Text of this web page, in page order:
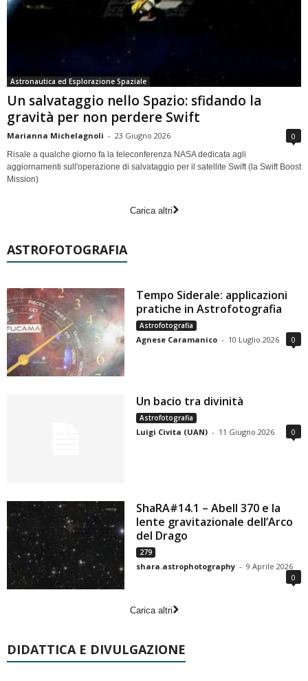
Astronautica ed Esplorazione Spaziale
Un salvataggio nello Spazio: sfidando la
gravità per non perdere Swift
Marianna Michelagnoli - 23 Giugno 2026 0
Risale a qualche giorno fa la teleconferenza NASA dedicata agli
aggiornamenti sull'operazione di salvataggio per il satellite Swift (la Swift Boost
Mission)
Carica altri
ASTROFOTOGRAFIA
Tempo Siderale: applicazioni
pratiche in Astrofotografia
Astrofotografia
Agnese Caramanico - 10 Luglio 2026 0
Un bacio tra divinità
Astrofotografia
Luigi Civita (UAN) - 11 Giugno 2026 0
ShaRA#14.1 – Abell 370 e la
lente gravitazionale dell’Arco
del Drago
279
shara.astrophotography - 9 Aprile 2026
0
Carica altri
DIDATTICA E DIVULGAZIONE